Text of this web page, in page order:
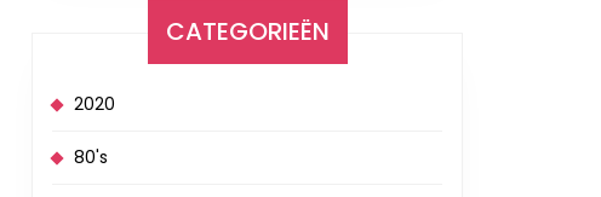
CATEGORIEËN
2020
80's